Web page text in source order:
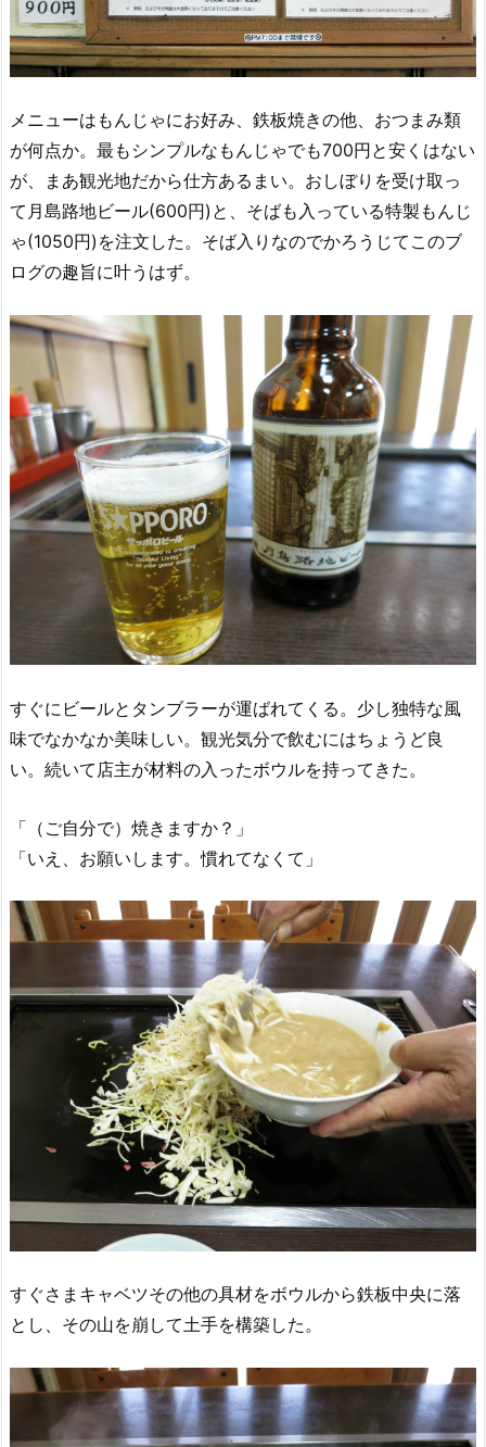
メニューはもんじゃにお好み、鉄板焼きの他、おつまみ類
が何点か。最もシンプルなもんじゃでも700円と安くはない
が、まあ観光地だから仕方あるまい。おしぼりを受け取っ
て月島路地ビール(600円)と、そばも入っている特製もんじ
ゃ(1050円)を注文した。そば入りなのでかろうじてこのブ
ログの趣旨に叶うはず。
すぐにビールとタンブラーが運ばれてくる。少し独特な風
味でなかなか美味しい。観光気分で飲むにはちょうど良
い。続いて店主が材料の入ったボウルを持ってきた。
「（ご自分で）焼きますか？」
「いえ、お願いします。慣れてなくて」
すぐさまキャベツその他の具材をボウルから鉄板中央に落
とし、その山を崩して土手を構築した。